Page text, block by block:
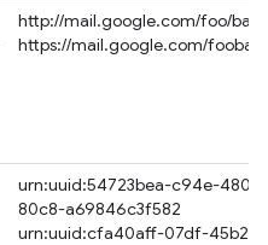
http://mail.google.com/foo/
https://mail.google.com/foobar
urn:uuid:54723bea-c94e-480e-
80c8-a69846c3f582
urn:uuid:cfa40aff-07df-45b2-